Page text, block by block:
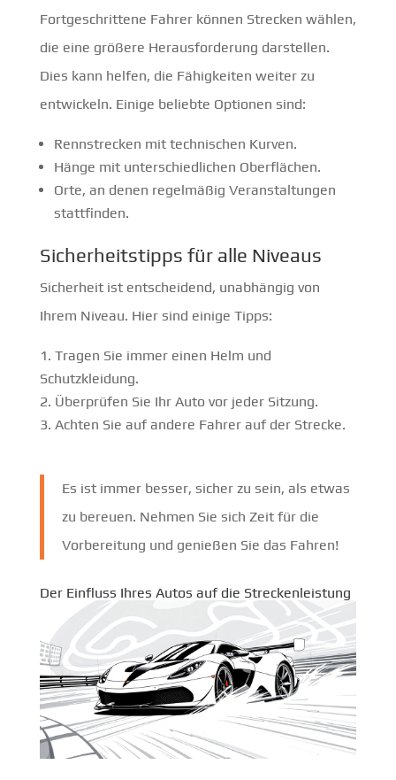
Fortgeschrittene Fahrer können Strecken wählen,
die eine größere Herausforderung darstellen.
Dies kann helfen, die Fähigkeiten weiter zu
entwickeln. Einige beliebte Optionen sind:
Rennstrecken mit technischen Kurven.
Hänge mit unterschiedlichen Oberflächen.
Orte, an denen regelmäßig Veranstaltungen
stattfinden.
Sicherheitstipps für alle Niveaus
Sicherheit ist entscheidend, unabhängig von
Ihrem Niveau. Hier sind einige Tipps:
Tragen Sie immer einen Helm und
Schutzkleidung.
Überprüfen Sie Ihr Auto vor jeder Sitzung.
Achten Sie auf andere Fahrer auf der Strecke.
Es ist immer besser, sicher zu sein, als etwas
zu bereuen. Nehmen Sie sich Zeit für die
Vorbereitung und genießen Sie das Fahren!
Der Einfluss Ihres Autos auf die Streckenleistung